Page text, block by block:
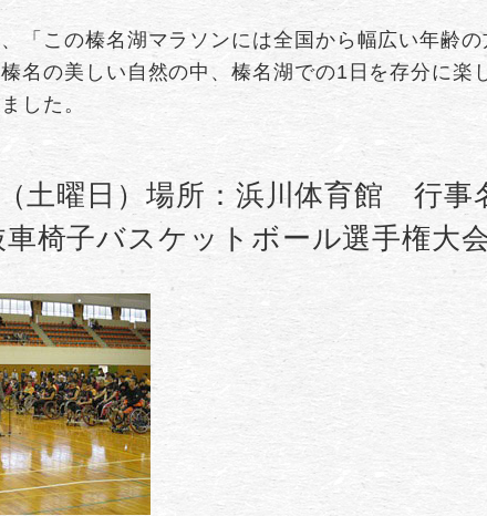
「この榛名湖マラソンには全国から幅広い年齢
名の美しい自然の中、榛名湖での1日を存分に楽
した。
土曜日）場所：浜川体育館 行事
車椅子バスケットボール選手権大